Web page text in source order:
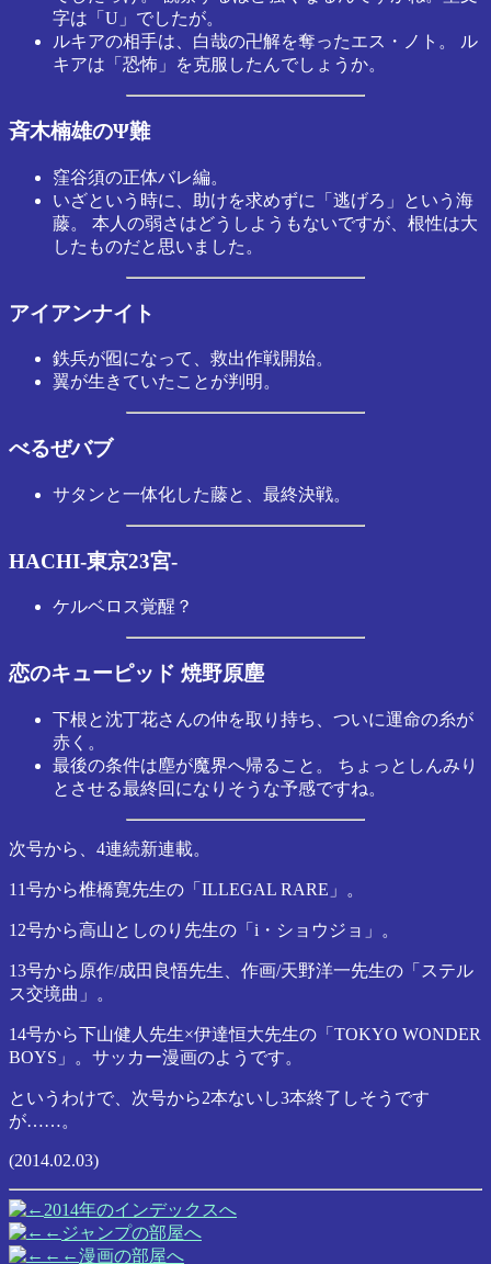
字は「U」でしたが。
ルキアの相手は、白哉の卍解を奪ったエス・ノト。 ル
キアは「恐怖」を克服したんでしょうか。
斉木楠雄のΨ難
窪谷須の正体バレ編。
いざという時に、助けを求めずに「逃げろ」という海
藤。 本人の弱さはどうしようもないですが、根性は大
したものだと思いました。
アイアンナイト
鉄兵が囮になって、救出作戦開始。
翼が生きていたことが判明。
べるぜバブ
サタンと一体化した藤と、最終決戦。
HACHI-東京23宮-
ケルベロス覚醒？
恋のキューピッド 焼野原塵
下根と沈丁花さんの仲を取り持ち、ついに運命の糸が
赤く。
最後の条件は塵が魔界へ帰ること。 ちょっとしんみり
とさせる最終回になりそうな予感ですね。
次号から、4連続新連載。
11号から椎橋寛先生の「ILLEGAL RARE」。
12号から高山としのり先生の「i・ショウジョ」。
13号から原作/成田良悟先生、作画/天野洋一先生の「ステル
ス交境曲」。
14号から下山健人先生×伊達恒大先生の「TOKYO WONDER
BOYS」。サッカー漫画のようです。
というわけで、次号から2本ないし3本終了しそうです
が……。
(2014.02.03)
2014年のインデックスへ
ジャンプの部屋へ
漫画の部屋へ